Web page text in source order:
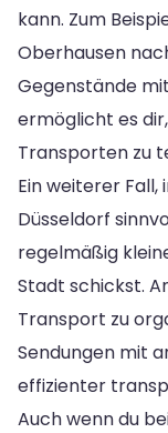
kann. Zum
Oberhausen
Gegenstände
ermöglicht es
Transporten zu
Ein weiterer Fall,
Düsseldorf
regelmäßig
Stadt schickst.
Transport zu
Sendungen mit
effizienter
Auch wenn du